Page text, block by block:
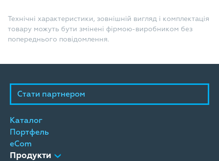
Технічні характеристики, зовнішній вигляд і комплектація
товару можуть бути змінені фірмою-виробником без
попереднього повідомлення.
Стати партнером
Каталог
Портфель
eCom
Продукти